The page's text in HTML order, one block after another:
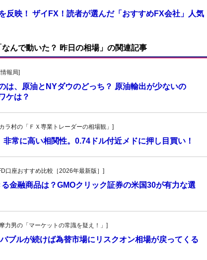
反映！ ザイFX！読者が選んだ「おすすめFX会社」人気
んで動いた？ 昨日の相場」の関連記事
報局]
は、原油とNYダウのどっち？ 原油輸出が少ないの
ケは？
村の「ＦＸ専業トレーダーの相場観」]
常に高い相関性。0.74ドル付近メドに押し目買い！
座おすすめ比較［2026年最新版］]
金融商品は？GMOクリック証券の米国30が有力な選
男の「マーケットの常識を疑え！」]
ブルが続けば為替市場にリスクオン相場が戻ってくる